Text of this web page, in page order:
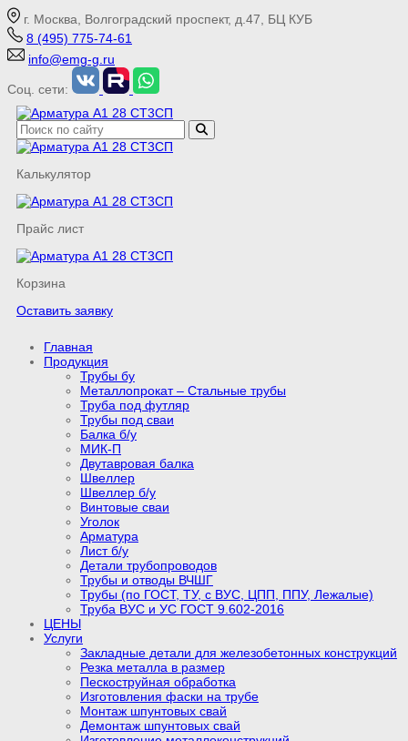
г. Москва, Волгоградский проспект, д.47, БЦ КУБ
8 (495) 775-74-61
info@emg-g.ru
Соц. сети:
Калькулятор
Прайс лист
Корзина
Оставить заявку
Главная
Продукция
Трубы бу
Металлопрокат – Стальные трубы
Труба под футляр
Трубы под сваи
Балка б/у
МИК-П
Двутавровая балка
Швеллер
Швеллер б/у
Винтовые сваи
Уголок
Арматура
Лист б/у
Детали трубопроводов
Трубы и отводы ВЧШГ
Трубы (по ГОСТ, ТУ, с ВУС, ЦПП, ППУ, Лежалые)
Труба ВУС и УС ГОСТ 9.602-2016
ЦЕНЫ
Услуги
Закладные детали для железобетонных конструкций
Резка металла в размер
Пескоструйная обработка
Изготовления фаски на трубе
Монтаж шпунтовых свай
Демонтаж шпунтовых свай